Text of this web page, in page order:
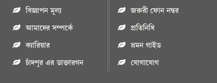
বিজ্ঞাপন মুল্য
আমাদের সম্পর্কে
ক্যারিয়ার
চাঁদপুর এর ডাক্তারগন
জরুরী ফোন নম্বর
প্রতিনিধি
ভ্রমন গাইড
যোগাযোগ